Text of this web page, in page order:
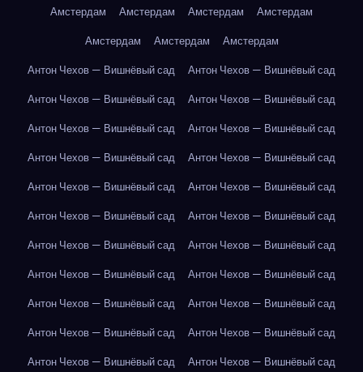
Амстердам
Амстердам Амстердам
Амстердам
Амстердам
Амстердам
Амстердам
Антон Чехов — Вишнёвый сад
Антон Чехов — Вишнёвый сад
Антон Чехов — Вишнёвый сад
Антон Чехов — Вишнёвый сад
Антон Чехов — Вишнёвый сад
Антон Чехов — Вишнёвый сад
Антон Чехов — Вишнёвый сад
Антон Чехов — Вишнёвый сад
Антон Чехов — Вишнёвый сад
Антон Чехов — Вишнёвый сад
Антон Чехов — Вишнёвый сад
Антон Чехов — Вишнёвый сад
Антон Чехов — Вишнёвый сад
Антон Чехов — Вишнёвый сад
Антон Чехов — Вишнёвый сад
Антон Чехов — Вишнёвый сад
Антон Чехов — Вишнёвый сад
Антон Чехов — Вишнёвый сад
Антон Чехов — Вишнёвый сад
Антон Чехов — Вишнёвый сад
Антон Чехов — Вишнёвый сад
Антон Чехов — Вишнёвый сад